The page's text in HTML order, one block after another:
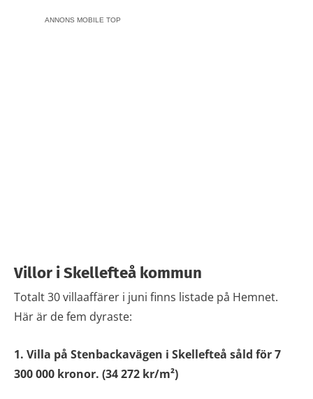
ANNONS MOBILE TOP
Villor i Skellefteå kommun
Totalt 30 villaaffärer i juni finns listade på Hemnet.
Här är de fem dyraste:
1. Villa på Stenbackavägen i Skellefteå såld för 7
300 000 kronor. (34 272 kr/m²)